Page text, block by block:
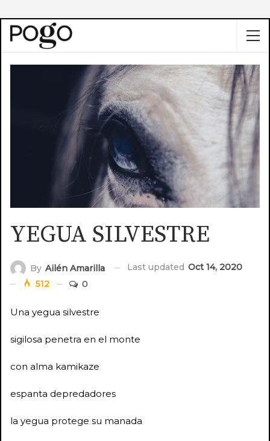
YEGUA SILVESTRE
By Ailén Amarilla Last updated Oct 14, 2020
512
0
Una yegua silvestre
sigilosa penetra en el monte
con alma kamikaze
espanta depredadores
la yegua protege su manada